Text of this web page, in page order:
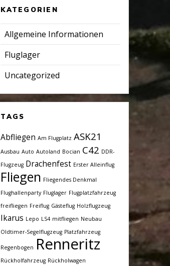
KATEGORIEN
Allgemeine Informationen
Fluglager
Uncategorized
TAGS
Abfliegen Am Flugplatz ASK21
Ausbau Auto Autoland Bocian C42 DDR-
Flugzeug Drachenfest Erster Alleinflug
Fliegen Fliegendes Denkmal
Flughallenparty Fluglager Flugplatzfahrzeug
freifliegen Freiflug Gästeflug Holzflugzeug
Ikarus Lepo LS4 mitfliegen Neubau
Oldtimer-Segelflugzeug Platzfahrzeug
Regenbogen Renneritz
Rückholfahrzeug Rückholwagen